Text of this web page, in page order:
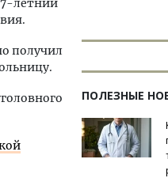
летний
получил
ПОЛЕЗНЫЕ